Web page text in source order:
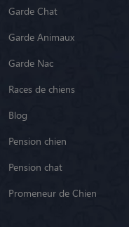
Garde Chat
Garde Animaux
Garde Nac
Races de chiens
Blog
Pension chien
Pension chat
Promeneur de Chien